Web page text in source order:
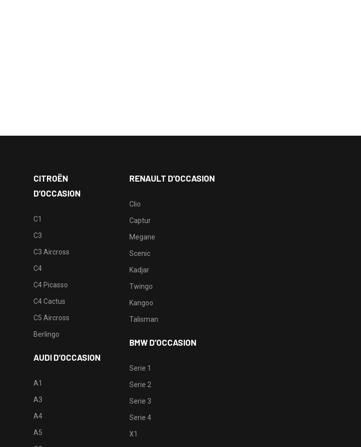
CITROËN
D’OCCASION
C1
C3
C3 Aircross
C4
C4 Picasso
C4 Cactus
C5 Aircross
Berlingo
AUDI D’OCCASION
A1
A3
A4
A5
RENAULT D’OCCASION
Clio
Captur
Megane
Scenic
Kadjar
Twingo
Kangoo
Talisman
BMW D’OCCASION
Serie 1
Serie 2
Serie 3
Serie 4
X1